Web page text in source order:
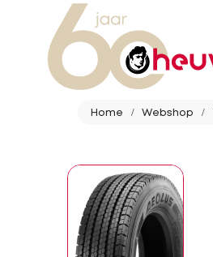
Home Webshop